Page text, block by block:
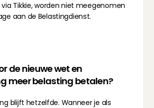
Tikkie, worden niet meegenomen
aan de Belastingdienst.
de nieuwe wet en
meer belasting betalen?
blijft hetzelfde. Wanneer je als